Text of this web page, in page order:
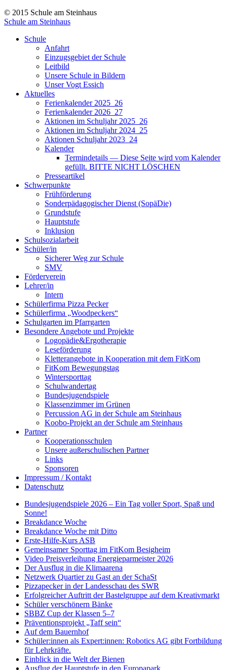
© 2015 Schule am Steinhaus
Schule am Steinhaus
Schule
Anfahrt
Einzugsgebiet der Schule
Leitbild
Unsere Schule in Bildern
Unser Vogt Essich
Aktuelles
Ferienkalender 2025_26
Ferienkalender 2026_27
Aktionen im Schuljahr 2025_26
Aktionen im Schuljahr 2024_25
Aktionen Schuljahr 2023_24
Kalender
Termindetails — Diese Seite wird vom Kalender
gefüllt. BITTE NICHT LÖSCHEN
Presseartikel
Schwerpunkte
Frühförderung
Sonderpädagogischer Dienst (SopäDie)
Grundstufe
Hauptstufe
Inklusion
Schulsozialarbeit
Schüler/in
Sicherer Weg zur Schule
SMV
Förderverein
Lehrer/in
Intern
Schülerfirma Pizza Pecker
Schülerfirma „Woodpeckers“
Schulgarten im Pfarrgarten
Besondere Angebote und Projekte
Logopädie&Ergotherapie
Leseförderung
Kletterangebote in Kooperation mit dem FitKom
FitKom Bewegungstag
Wintersporttag
Schulwandertag
Bundesjugendspiele
Klassenzimmer im Grünen
Percussion AG in der Schule am Steinhaus
Koobo-Projekt an der Schule am Steinhaus
Partner
Kooperationsschulen
Unsere außerschulischen Partner
Links
Sponsoren
Impressum / Kontakt
Datenschutz
Bundesjugendspiele 2026 – Ein Tag voller Sport, Spaß und
Sonne!
Breakdance Woche
Breakdance Woche mit Ditto
Erste-Hilfe-Kurs ASB
Gemeinsamer Sporttag im FitKom Besigheim
Video Preisverleihung Energieparmeister 2026
Der Ausflug in die Klimaarena
Netzwerk Quartier zu Gast an der SchaSt
Pizzapecker in der Landesschau des SWR
Erfolgreicher Auftritt der Bastelgruppe auf dem Kreativmarkt
Schüler verschönern Bänke
SBBZ Cup der Klassen 5–7
Präventionsprojekt „Taff sein“
Auf dem Bauernhof
Schüler:innen als Expert:innen: Robotics AG gibt Fortbildung
für Lehrkräfte.
Einblick in die Welt der Bienen
Ausflug der Hauptstufe in den Europapark